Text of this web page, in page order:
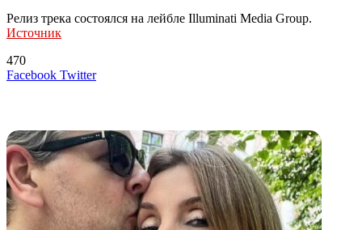
Релиз трека состоялся на лейбле Illuminati Media Group.
Источник
470
Facebook TwitterLinkedIn
Tumblr
Reddit
Вконтакте
Одноклассники
Skype
Messenger
Messenger
WhatsApp
Telegram
Viber
Line
Поделиться
Печатать